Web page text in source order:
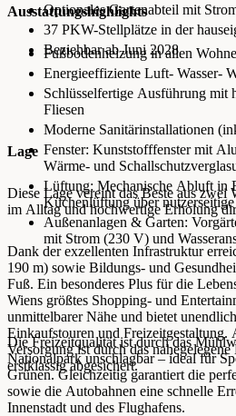
Optionales Gartenabteil mit
37 PKW-Stellplätze in der
Beziehbar ab Juni 2028
Ausstattungshighlights
Fußbodenheizung in allen
Energieeffiziente Luft- Wasser-
Schlüsselfertige Ausführung mit
Fliesen
Moderne Sanitärinstallationen
Fenster: Kunststofffenster mit
Wärme‑ und
Lüftung: Mechanische Abluft in
Küchenlüftung über
Außenanlagen & Garten:
mit Strom (230 V) und
Lage
Diese Lage vereint das Beste aus zwei
im Alltag und hochwertige Erholung
Dank der exzellenten Infrastruktur
190 m) sowie Bildungs- und
Fuß. Ein besonderes Plus für die
Wiens größtes Shopping- und
unmittelbarer Nähe und bietet
Einkaufstouren und Freizeitgestaltung.
Versorgung ist durch das
erstklassig abgesichert.
Die Freizeitqualität ist durch das
Nationalpark unschlagbar – ideal für
Grünen. Gleichzeitig garantiert die
sowie die Autobahnen eine schnelle
Innenstadt und des Flughafens.